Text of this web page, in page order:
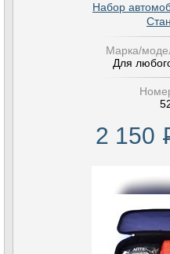
Набор
Марка/
Для
2 150